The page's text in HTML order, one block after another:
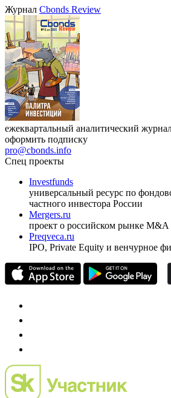
Журнал Cbonds Review
ежеквартальный аналитический
оформить подписку
pro@cbonds.info
Спец проекты
Investfunds
универсальный ресурс по
частного инвестора России
Mergers.ru
проект о российском рынке M&A
Preqveca.ru
IPO, Private Equity и венчурное